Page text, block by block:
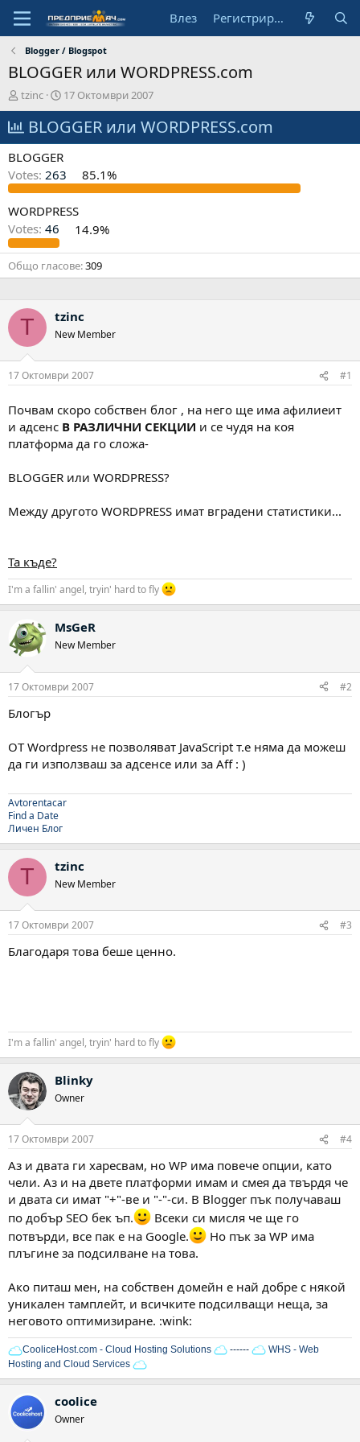
Влез Регистрирай се
Blogger / Blogspot
BLOGGER или WORDPRESS.com
А
в
т
о
р
tzinc
Н
а
ч
а
л
н
а
д
а
17 Октомври 2007
BLOGGER или WORDPRESS.com
BLOGGER
Votes: 263 85.1%
WORDPRESS
Votes: 46 14.9%
Общо гласове 309
T tzinc
New Member
17 Октомври 2007 #1
Почвам скоро собствен блог , на него ще има афилиеит
и адсенс В РАЗЛИЧНИ СЕКЦИИ и се чудя на коя
платформа да го сложа-
BLOGGER или WORDPRESS?
Между другото WORDPRESS имат вградени статистики...
Та къде?
I'm a fallin' angel, tryin' hard to fly
MsGeR
New Member
17 Октомври 2007 #2
Блогър
OT Wordpress не позволяват JavaScript т.е няма да можеш
да ги използваш за адсенсе или за Aff : )
Avtorentacar
Find a Date
Личен Блог
T tzinc
New Member
17 Октомври 2007 #3
Благодаря това беше ценно.
I'm a fallin' angel, tryin' hard to fly
Blinky
Owner
17 Октомври 2007 #4
Аз и двата ги харесвам, но WP има повече опции, като
чели. Аз и на двете платформи имам и смея да твърдя че
и двата си имат "+"-ве и "-"-си. В Blogger пък получаваш
по добър SEO бек ъп.
Всеки си мисля че ще го
потвърди, все пак е на Google.
Но пък за WP има
плъгине за подсилване на това.
Ако питаш мен, на собствен домейн е най добре с някой
уникален тамплейт, и всичките подсилващи неща, за
неговото оптимизиране. :wink:
CooliceHost.com - Cloud Hosting Solutions ------
WHS - Web
Hosting and Cloud Services
coolice
Owner